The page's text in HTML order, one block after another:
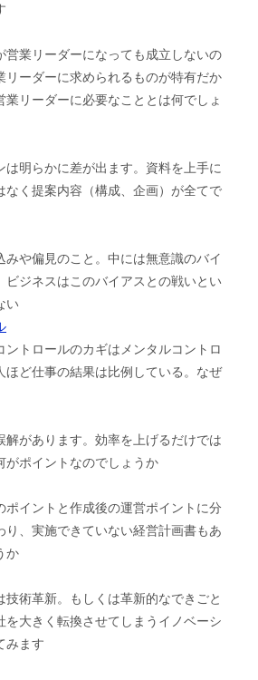
業リーダーになっても成立しないの
リーダーに求められるものが特有だか
業リーダーに必要なこととは何でしょ
明らかに差が出ます。資料を上手に
なく提案内容（構成、企画）が全てで
や偏見のこと。中には無意識のバイ
ビジネスはこのバイアスとの戦いとい
い
トロールのカギはメンタルコントロ
ほど仕事の結果は比例している。なぜ
があります。効率を上げるだけでは
がポイントなのでしょうか
イントと作成後の運営ポイントに分
り、実施できていない経営計画書もあ
か
術革新。もしくは革新的なできごと
を大きく転換させてしまうイノベーシ
みます